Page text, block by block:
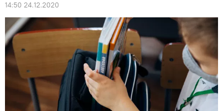
14:50 24.12.2020